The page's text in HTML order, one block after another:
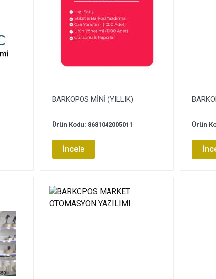
BARKOPOS MİNİ (YILLIK)
Ürün Kodu: 8681042005011
İncele
Ürün